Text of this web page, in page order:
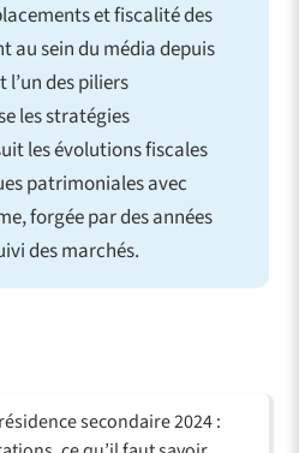
et fiscalité des
au sein du média depuis
l’un des piliers
les stratégies
les évolutions fiscales
patrimoniales avec
forgée par des années
des marchés.
secondaire 2024 :